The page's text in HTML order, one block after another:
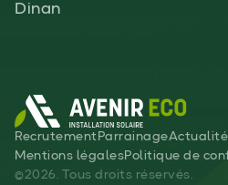
Dinan
Recrutement Parrainage
Mentions légalesPolitique de
©2026. Tous droits réservés.